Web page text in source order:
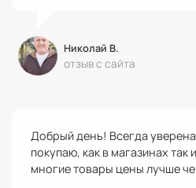
Николай В.
отзыв с сайта
Добрый день! Всегда
покупаю, как в магазинах так
многие товары цены лучше